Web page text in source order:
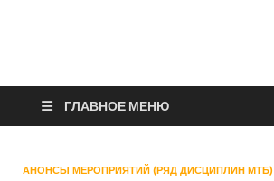
ГЛАВНОЕ МЕНЮ
АНОНСЫ МЕРОПРИЯТИЙ (РЯД ДИСЦИПЛИН МТБ)